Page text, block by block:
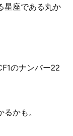
星座である丸か
のナンバー22
かも。